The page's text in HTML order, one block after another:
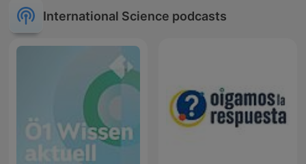
International Science podcasts